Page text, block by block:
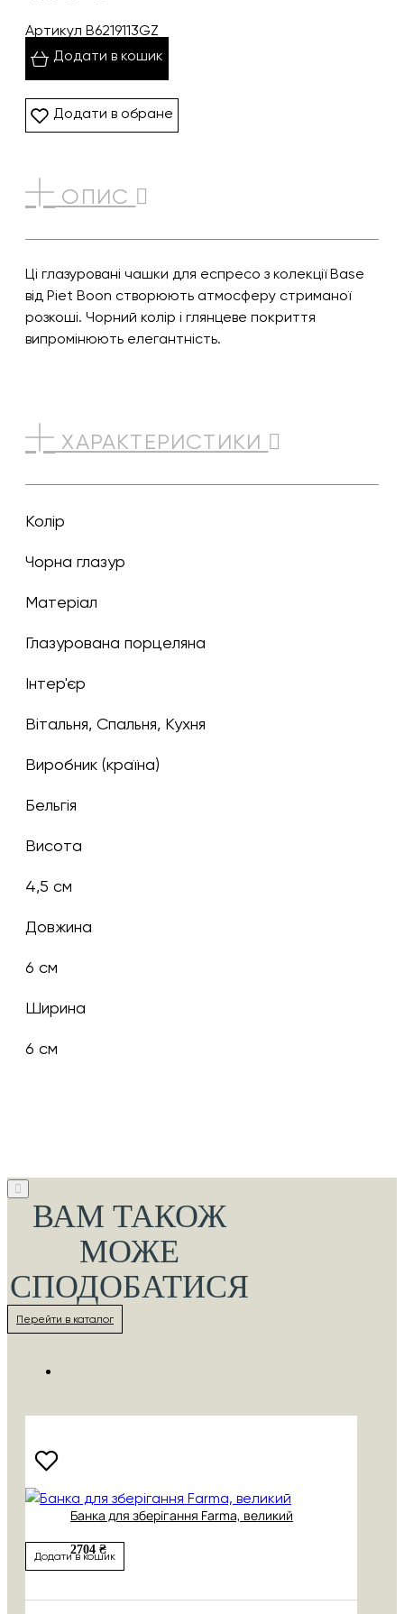
Артикул B6219113GZ
Додати в кошик
Додати в обране
ОПИС
Ці глазуровані чашки для еспресо з колекції Base
від Piet Boon створюють атмосферу стриманої
розкоші. Чорний колір і глянцеве покриття
випромінюють елегантність.
ХАРАКТЕРИСТИКИ
Колір
чорна глазур
Матеріал
Глазурована порцеляна
Інтер'єр
Вітальня, Спальня, Кухня
Виробник (країна)
Бельгія
Висота
4,5 см
Довжина
6 см
Ширина
6 см
ВАМ ТАКОЖ
МОЖЕ
СПОДОБАТИСЯ
Перейти в каталог
Банка для зберігання Farma, великий
2704 ₴
Додати в кошик